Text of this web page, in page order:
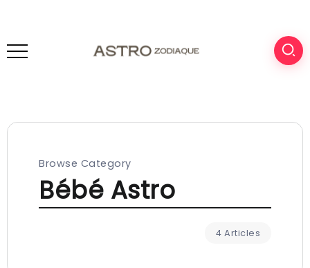
Browse Category
Bébé Astro
4 Articles